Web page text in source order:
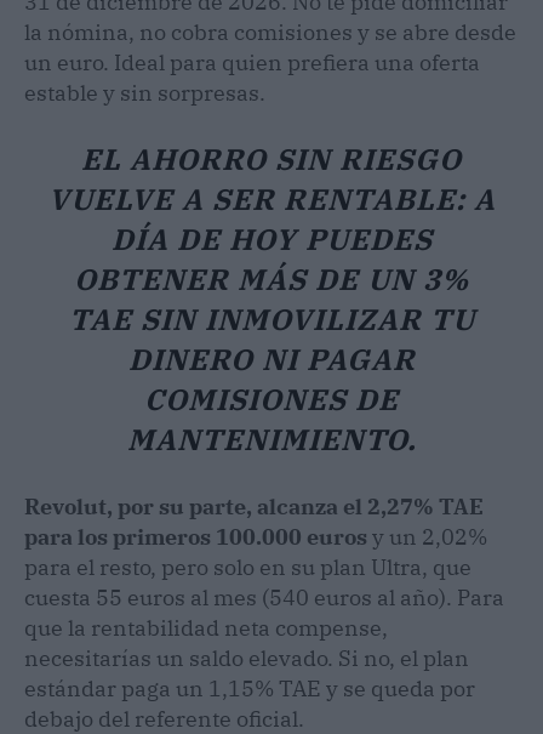
la nómina, no cobra comisiones y se abre desde
un euro. Ideal para quien prefiera una oferta
estable y sin sorpresas.
EL AHORRO SIN RIESGO
VUELVE A SER RENTABLE: A
DÍA DE HOY PUEDES
OBTENER MÁS DE UN 3%
TAE SIN INMOVILIZAR TU
DINERO NI PAGAR
COMISIONES DE
MANTENIMIENTO.
Revolut, por su parte, alcanza el 2,27% TAE
para los primeros 100.000 euros y un 2,02%
para el resto, pero solo en su plan Ultra, que
cuesta 55 euros al mes (540 euros al año). Para
que la rentabilidad neta compense,
necesitarías un saldo elevado. Si no, el plan
estándar paga un 1,15% TAE y se queda por
debajo del referente oficial.